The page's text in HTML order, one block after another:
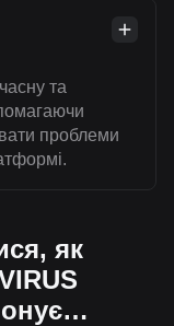
та
проблеми
як